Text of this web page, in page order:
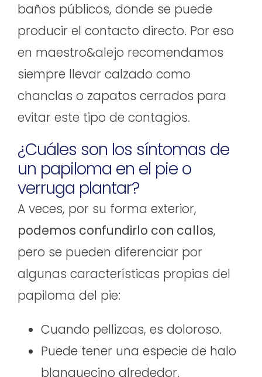
baños públicos, donde se puede
producir el contacto directo. Por eso
en maestro&alejo recomendamos
siempre llevar calzado como
chanclas o zapatos cerrados para
evitar este tipo de contagios.
¿Cuáles son los síntomas de
un papiloma en el pie o
verruga plantar?
A veces, por su forma exterior,
podemos confundirlo con callos,
pero se pueden diferenciar por
algunas características propias del
papiloma del pie:
Cuando pellizcas, es doloroso.
Puede tener una especie de halo
blanquecino alrededor.